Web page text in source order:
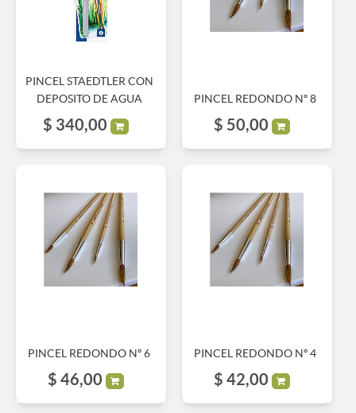
PINCEL STAEDTLER CON
DEPOSITO DE AGUA
$ 340,00
PINCEL REDONDO Nº 8
$ 50,00
PINCEL REDONDO Nº 6
$ 46,00
PINCEL REDONDO Nº 4
$ 42,00